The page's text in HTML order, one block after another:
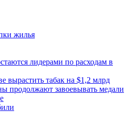
жилья
лидерами по расходам в
вырастить табак на $1,2 млрд
продолжают завоевывать медали